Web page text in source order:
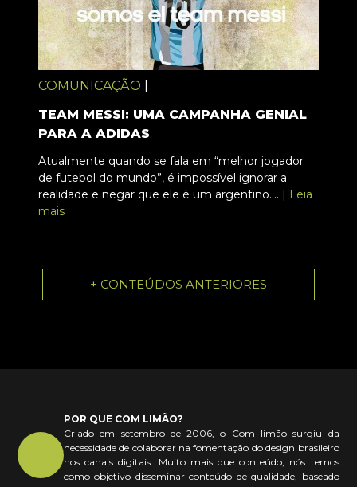
COMUNICAÇÃO
TEAM MESSI: UMA CAMPANHA GENIAL
PARA A ADIDAS
Atualmente quando se fala em “melhor jogador
de futebol do mundo”, é impossível ignorar a
realidade e negar que ele é um argentino.... | Leia
mais
+ CONTEÚDOS ANTERIORES
POR QUE COM LIMÃO?
Criado em setembro de 2006, o Com limão surgiu da
necessidade de colaborar na fomentação do design brasileiro
nos canais digitais. Muito mais que conteúdo, nós temos
como objetivo disseminar conteúdo de qualidade, baseado